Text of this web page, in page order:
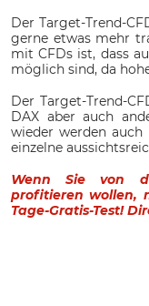
Der Target-Trend-
gerne etwas mehr
mit CFDs ist, dass
möglich sind, da
Der Target-Trend-
DAX aber auch
wieder werden
einzelne
Wenn Sie von
profitieren wollen,
Tage-Gratis-Test!